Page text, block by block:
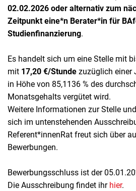
02.02.2026 oder alternativ zum
Zeitpunkt eine*n Berater*in für
Studienfinanzierung.
Es handelt sich um eine Stelle mit
mit 17,20 €/Stunde zuzüglich einer
in Höhe von 85,1136 % des
Monatsgehalts vergütet wird.
Weitere Informationen zur Stelle
sich im untenstehenden
Referent*innenRat freut sich über
Bewerbungen.
Bewerbungsschluss ist der
Die Ausschreibung findet ihr hier.